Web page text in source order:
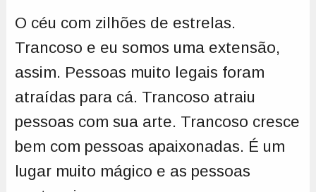
O céu com zilhões de estrelas.
Trancoso e eu somos uma extensão,
assim. Pessoas muito legais foram
atraídas para cá. Trancoso atraiu
pessoas com sua arte. Trancoso cresce
bem com pessoas apaixonadas. É um
lugar muito mágico e as pessoas